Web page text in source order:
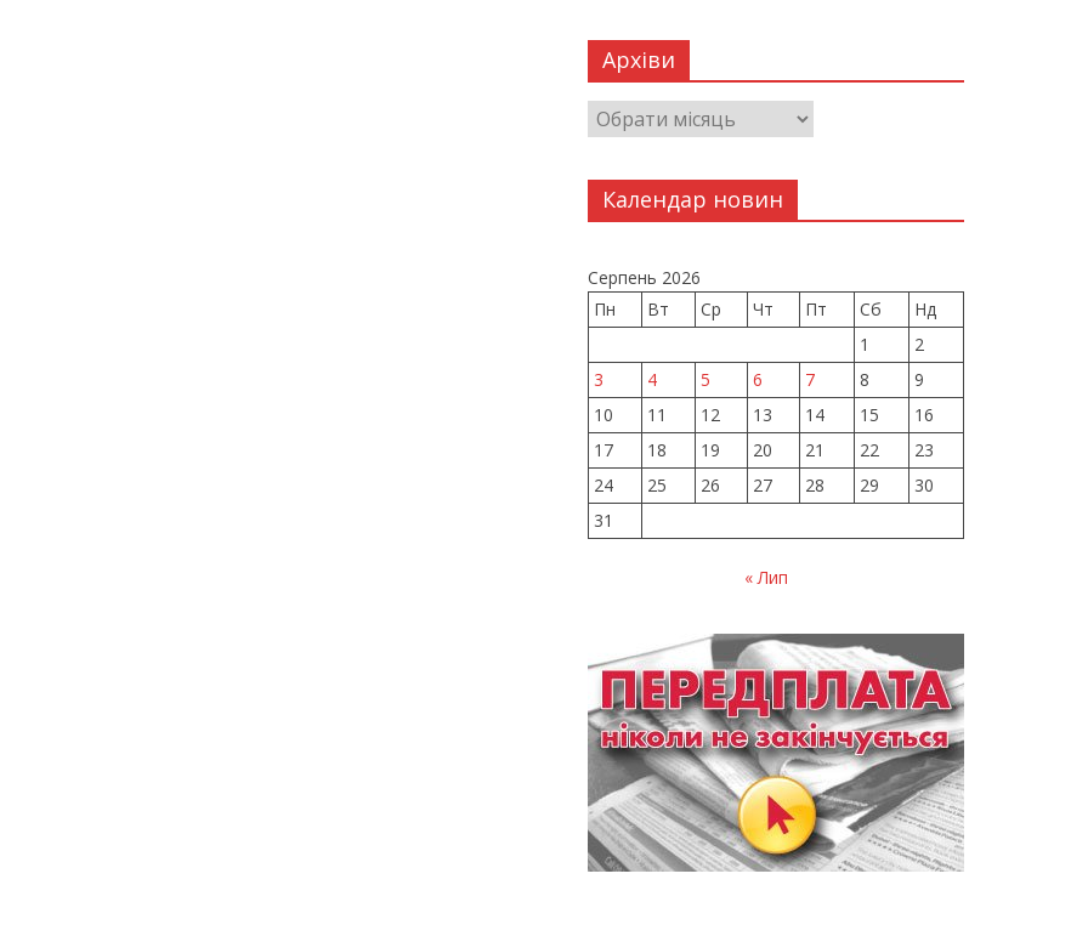
Архіви
Календар новин
Серпень 2026
Пн
Вт Ср Чт Пт Сб
Нд
1
2
3
4 5 6 7 8
9
10
11 12 13 14 15
16
17
18 19 20 21 22
23
24
25 26 27 28 29
30
31
« Лип